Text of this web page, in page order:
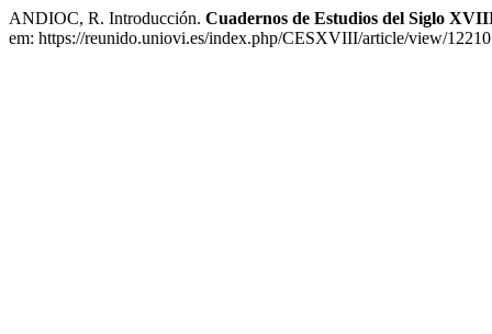
ANDIOC, R. Introducción. Cuadernos de Estudios del Siglo
em: https://reunido.uniovi.es/index.php/CESXVIII/article/view/